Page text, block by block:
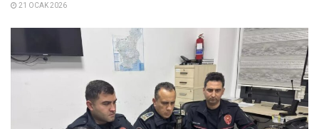
21 OCAK 2026